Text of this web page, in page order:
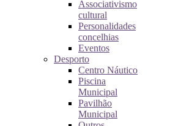
Associativismo
cultural
Personalidades
concelhias
Eventos
Desporto
Centro Náutico
Piscina
Municipal
Pavilhão
Municipal